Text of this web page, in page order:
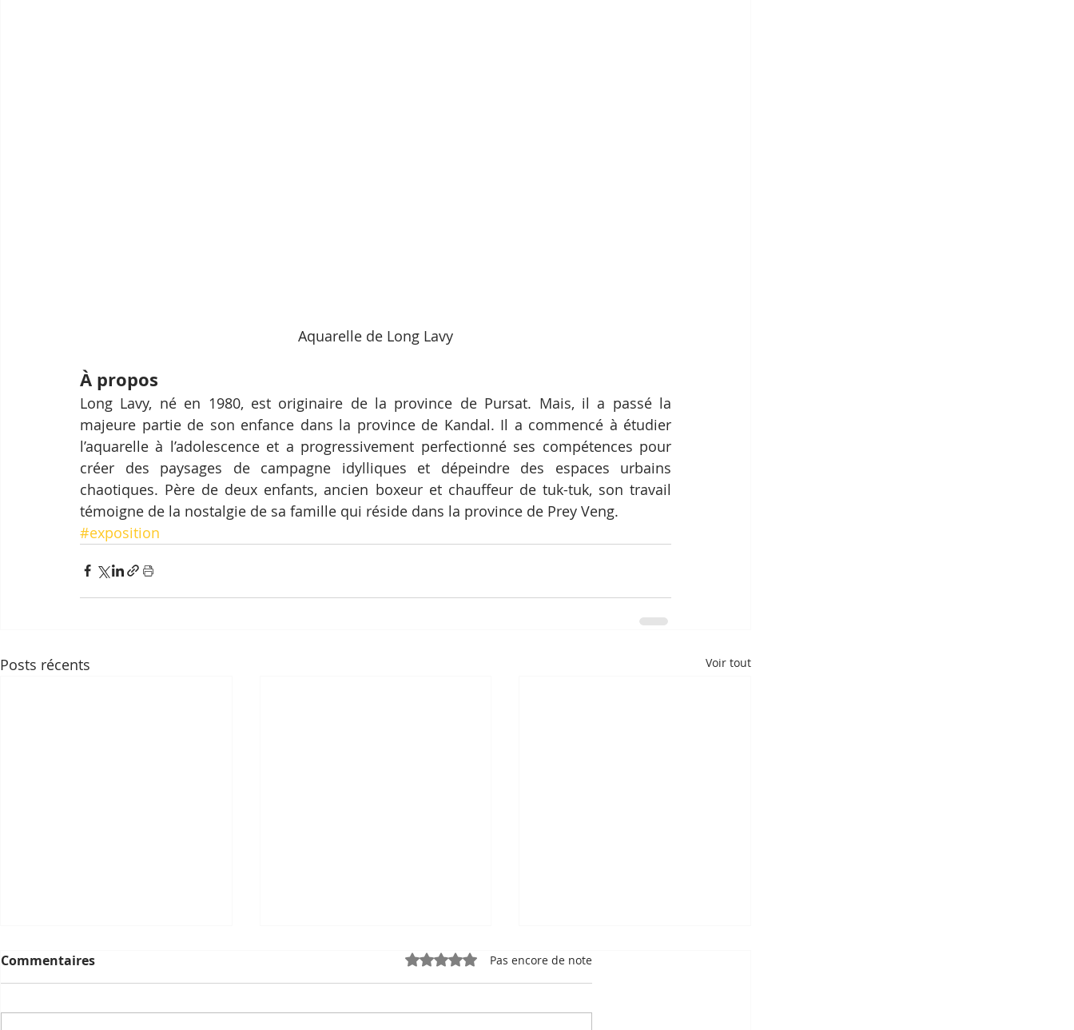
Aquarelle de Long Lavy
À propos
Long Lavy, né en 1980, est originaire de la province de Pursat. Mais, il a passé la
majeure partie de son enfance dans la province de Kandal. Il a commencé à étudier
l’aquarelle à l’adolescence et a progressivement perfectionné ses compétences pour
créer des paysages de campagne idylliques et dépeindre des espaces urbains
chaotiques. Père de deux enfants, ancien boxeur et chauffeur de tuk-tuk, son travail
témoigne de la nostalgie de sa famille qui réside dans la province de Prey Veng.
#exposition
Posts récents Voir tout
Commentaires Noté 0 étoile sur 5.Pas encore de note